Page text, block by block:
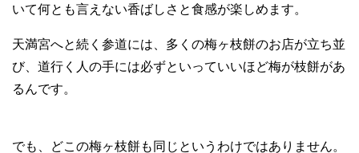
いて何とも言えない香ばしさと食感が楽しめます。
天満宮へと続く参道には、多くの梅ヶ枝餅のお店が立ち並
び、道行く人の手には必ずといっていいほど梅が枝餅があ
るんです。
でも、どこの梅ヶ枝餅も同じというわけではありません。